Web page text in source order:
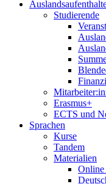
Studierende
Erasmus+
ECTS und
Sprachen
Kurse
Tandem
Materialien
Online